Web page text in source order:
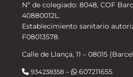
Nº de colegiado: 8048, COF
40880012L.
Establecimiento sanitario
F08013578.
Calle de Llança, 11 – 08015
934238358– 607211655